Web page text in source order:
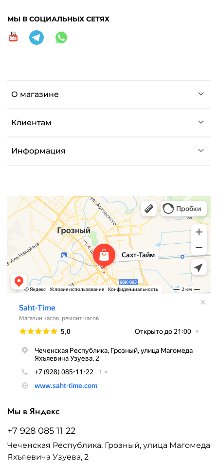
О магазине
Клиентам
Информация
МЫ В СОЦИАЛЬНЫХ СЕТЯХ
Мы в Яндекс
+7 928 085 11 22
Чеченская Республика, Грозный, улица Магомеда
Яхъяевича Узуева, 2